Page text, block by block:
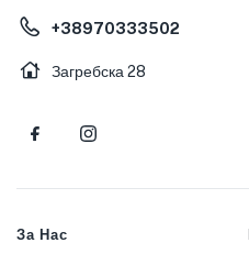
+38970333502
Загребска 28
За Нас